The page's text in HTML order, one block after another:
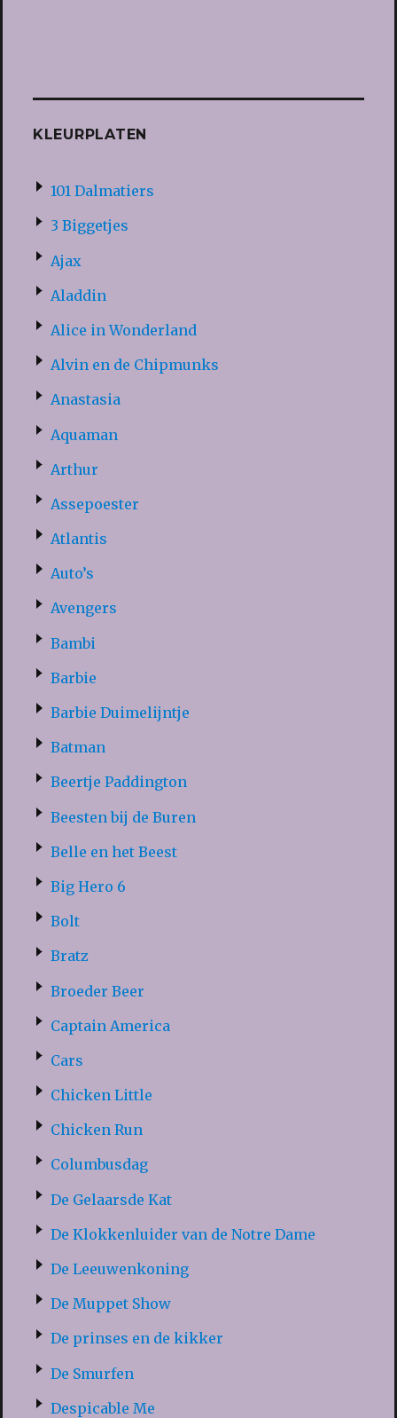
KLEURPLATEN
101 Dalmatiers
3 Biggetjes
Ajax
Aladdin
Alice in Wonderland
Alvin en de Chipmunks
Anastasia
Aquaman
Arthur
Assepoester
Atlantis
Auto’s
Avengers
Bambi
Barbie
Barbie Duimelijntje
Batman
Beertje Paddington
Beesten bij de Buren
Belle en het Beest
Big Hero 6
Bolt
Bratz
Broeder Beer
Captain America
Cars
Chicken Little
Chicken Run
Columbusdag
De Gelaarsde Kat
De Klokkenluider van de Notre Dame
De Leeuwenkoning
De Muppet Show
De prinses en de kikker
De Smurfen
Despicable Me